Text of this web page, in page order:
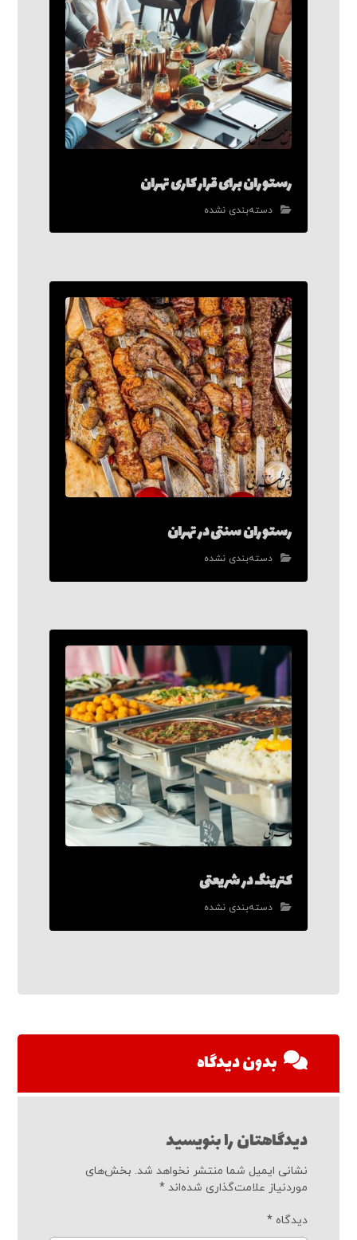
رستوران برای قرار کاری تهران
دسته‌بندی نشده
رستوران سنتی در تهران
دسته‌بندی نشده
کترینگ در شریعتی
دسته‌بندی نشده
بدون دیدگاه
دیدگاهتان را بنویسید
نشانی ایمیل شما منتشر نخواهد شد. بخش‌های
موردنیاز علامت‌گذاری شده‌اند*
دیدگاه*